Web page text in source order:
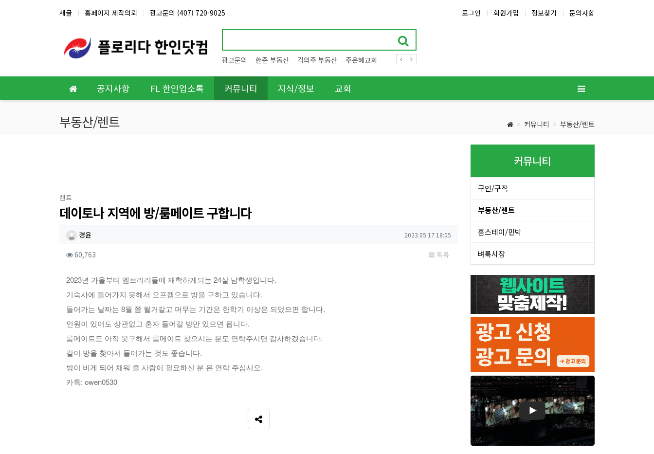
새글 홈페이지 제작의뢰 광고문의 (407) 720-9025 로그인 회원가입 정보찾기 문의사항
광고문의 한준 부동산 김의주 부동산 주은혜교회
공지사항 FL 한인업소록 커뮤니티 지식/정보 교회
부동산/렌트 커뮤니티 부동산/렌트
렌트분류
데이토나 지역에 방/룸메이트 구합니다
작성자 정보
경윤 작성일
2023.05.17 18:05
컨텐츠 정보
60,763 목록
본문
2023년 가을부터 엠브리리들에 재학하게되는 24살 남학생입니다.
기숙사에 들어가지 못해서 오프캠으로 방을 구하고 있습니다.
들어가는 날짜는 8월 쯤 될거같고 머무는 기간은 한학기 이상은 되었으면 합니다.
인원이 있어도 상관없고 혼자 들어갈 방만 있으면 됩니다.
룸메이트도 아직 못구해서 룸메이트 찾으시는 분도 연락주시면 감사하겠습니다.
같이 방을 찾아서 들어가는 것도 좋습니다.
방이 비게 되어 채워 줄 사람이 필요하신 분 은 연락 주십시오.
카톡: owen0530
SNS 공유
커뮤니티
구인/구직
부동산/렌트
홈스테이/민박
벼룩시장